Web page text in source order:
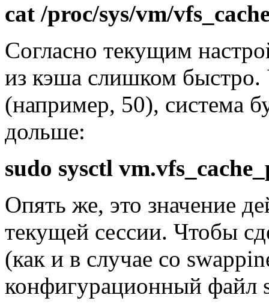
cat /proc/sys/vm/
Согласно текущим
из кэша слишком быстро.
(например, 50), система
дольше:
sudo sysctl
Опять же, это значение
текущей сессии. Чтобы
(как и в случае со
конфигурационный файл